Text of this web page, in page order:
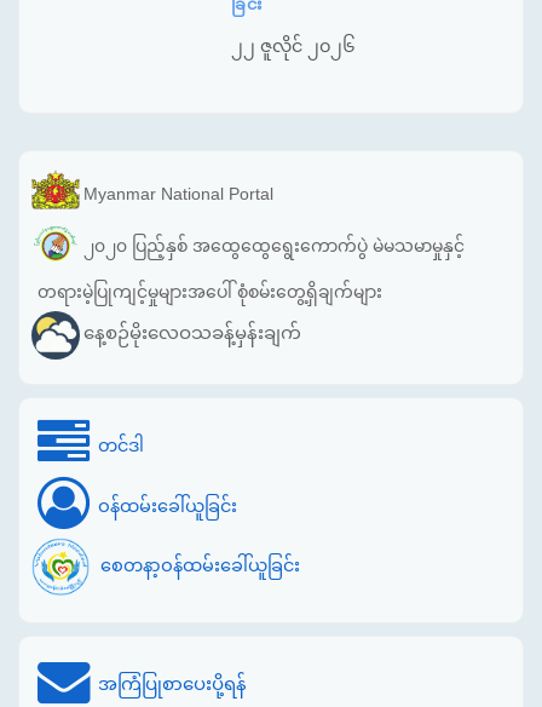
ခြင်း
၂၂ ဇူလိုင် ၂၀၂၆
Myanmar National Portal
၂၀၂၀ ပြည့်နှစ် အထွေထွေရွေးကောက်ပွဲ မဲမသမာမှုနှင့်
တရားမဲ့ပြုကျင့်မှုများအပေါ် စုံစမ်းတွေ့ရှိချက်များ
နေ့စဉ်မိုးလေဝသခန့်မှန်းချက်
တင်ဒါ
ဝန်ထမ်းခေါ်ယူခြင်း
စေတနာ့ဝန်ထမ်းခေါ်ယူခြင်း
အကြံပြုစာပေးပို့ရန်